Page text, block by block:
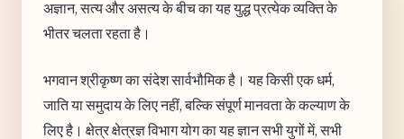
अज्ञान, सत्य और असत्य के बीच का यह युद्ध प्रत्येक व्यक्ति के
भीतर चलता रहता है।
भगवान श्रीकृष्ण का संदेश सार्वभौमिक है। यह किसी एक धर्म,
जाति या समुदाय के लिए नहीं, बल्कि संपूर्ण मानवता के कल्याण के
लिए है। क्षेत्र क्षेत्रज्ञ विभाग योग का यह ज्ञान सभी युगों में, सभी